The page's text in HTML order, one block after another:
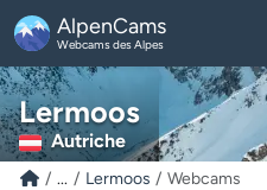
AlpenCams
Webcams des Alpes
Lermoos
Autriche
... Lermoos Webcams